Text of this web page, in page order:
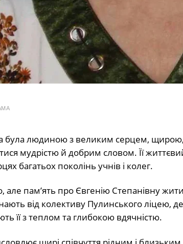
була людиною з великим серцем,
мудрістю й добрим словом. Її
багатьох поколінь учнів і колег.
але пам’ять про Євгенію Степанівну
від колективу Пулинського ліцею,
її з теплом та глибокою вдячністю.